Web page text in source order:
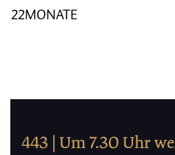
22MONATE
443 | Um 7.30 Uhr